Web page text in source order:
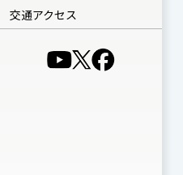
交通アクセス
（別ウインドウで
（別ウインドウ
（別ウイン